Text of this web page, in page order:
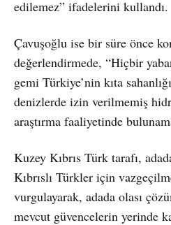
edilemez” ifadelerini kullandı.
Çavuşoğlu ise bir süre önce
değerlendirmede, “Hiçbir
gemi Türkiye’nin kıta
denizlerde izin verilmemiş
araştırma faaliyetinde
Kuzey Kıbrıs Türk tarafı,
Kıbrıslı Türkler için
vurgulayarak, adada olası
mevcut güvencelerin yerinde